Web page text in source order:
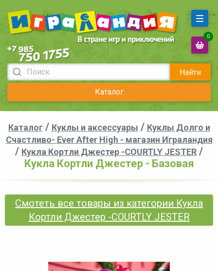
Найти
Каталог
0
Каталог/ Куклы и аксессуары / Куклы Долго и
Счастливо- Ever After High - магазин Играландия
/ Кукла Кортли Джестер -COURTLY JESTER /
Кукла Кортли Джестер - Базовая
Смотеть все товары из категории Кукла
Кортли Джестер -COURTLY JESTER